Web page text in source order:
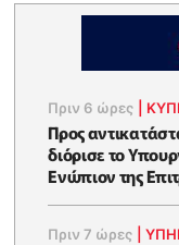
Πριν 6 ώρες
Προς
διόρισε το
Ενώπιον της
Πριν 7 ώρες |